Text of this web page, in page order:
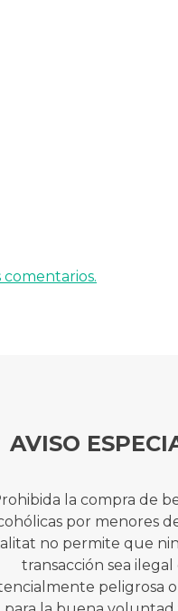
AVISO
la compra de
por menores
no permite que
transacción sea ilegal
peligrosa